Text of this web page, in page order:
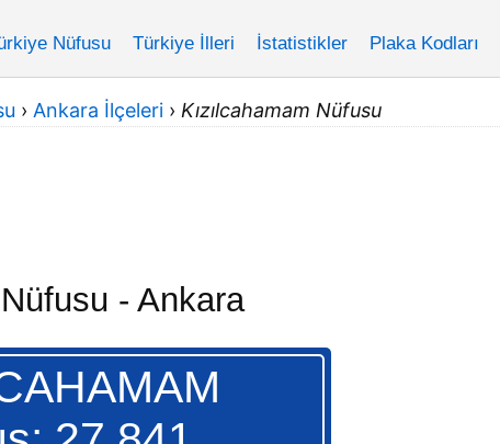
Nüfusu Türkiye İlleri İstatistikler Plaka Kodları
› Ankara İlçeleri › Kızılcahamam Nüfusu
- Ankara